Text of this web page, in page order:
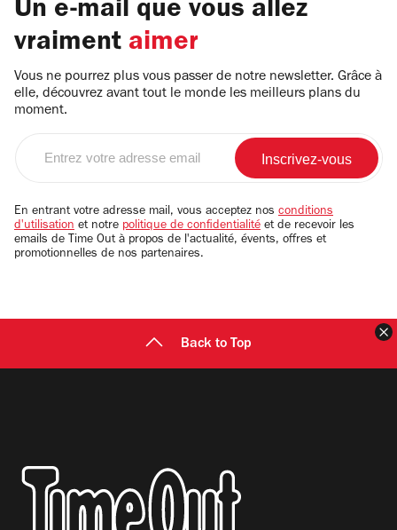
Un e-mail que vous allez
vraiment aimer
Vous ne pourrez plus vous passer de notre newsletter. Grâce à
elle, découvrez avant tout le monde les meilleurs plans du
moment.
email
En entrant votre adresse mail, vous acceptez nos conditions
d'utilisation et notre politique de confidentialité et de recevoir les
emails de Time Out à propos de l'actualité, évents, offres et
promotionnelles de nos partenaires.
Back to Top